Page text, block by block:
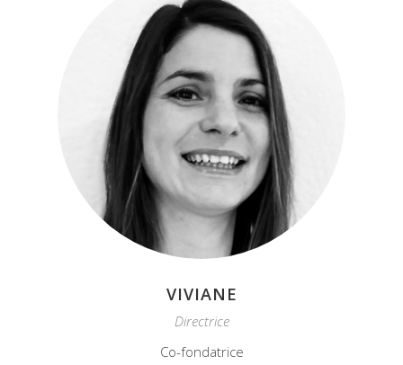
VIVIANE
Directrice
Co-fondatrice